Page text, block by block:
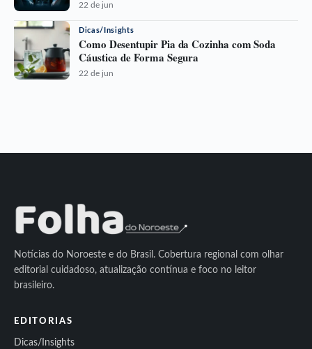
22 de jun
Dicas/Insights
Como Desentupir Pia da Cozinha com Soda
Cáustica de Forma Segura
22 de jun
Notícias do Noroeste e do Brasil. Cobertura regional com olhar
editorial cuidadoso, atualização contínua e foco no leitor
brasileiro.
EDITORIAS
Dicas/Insights